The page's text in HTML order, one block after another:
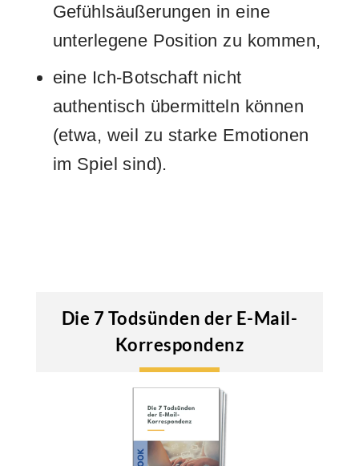
Gefühlsäußerungen in eine
unterlegene Position zu kommen,
eine Ich-Botschaft nicht
authentisch übermitteln können
(etwa, weil zu starke Emotionen
im Spiel sind).